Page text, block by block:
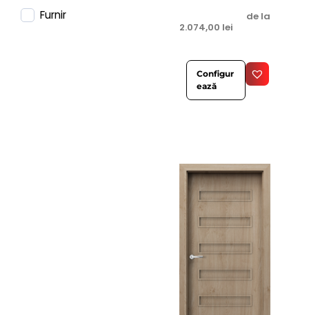
Furnir
de la
2.074,00 lei
Configur
ează